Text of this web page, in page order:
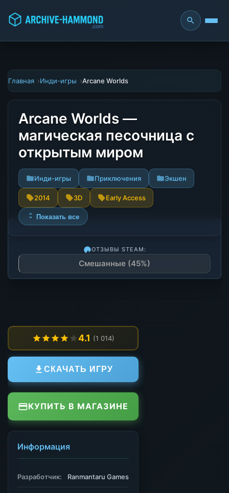
Главная Инди-игры Arcane Worlds
Arcane Worlds —
магическая песочница с
открытым миром
Инди-игры Приключения Экшен
2014 3D Early Access
Показать все
ОТЗЫВЫ STEAM:
Смешанные (45%)
4.1 (1 014)
СКАЧАТЬ ИГРУ
КУПИТЬ В МАГАЗИНЕ
Информация
Разработчик: Ranmantaru Games